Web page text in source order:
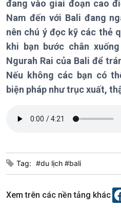
Tin Chính trị
Chính phủ với người dân
Quốc hội với cử tri
Xây dựng đảng
Đảng trong cuộc sống
Nhận diện sự thật
Pháp luật và đời sống
Kinh tế
Dòng chảy Kinh tế
Sức sống hàng Việt
Tuyên chiến với gian lận
đang vào giai đoạn cao
Nam đến với Bali đang
nên chú ý đọc kỹ các thẻ
khi bạn bước chân
Ngurah Rai của Bali để
Nếu không các bạn có
biện pháp như trục xuất,
Tag: #du lịch #bali
Xem trên các nền tảng khác